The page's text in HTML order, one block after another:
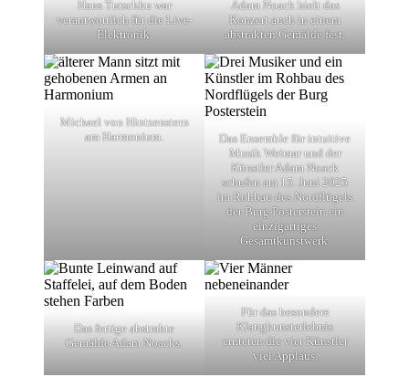
Hans Tutschku war
verantwortlich für die Live-
Elektronik.
Adam Noack hielt das
Konzert auch in einem
abstrakten Gemälde fest.
Michael von Hintzenstern
am Harmonium.
Das Ensemble für intuitive
Musik Weimar und der
Künstler Adam Noack
schufen am 15. Juni 2025
im Rohbau des Nordflügels
der Burg Posterstein ein
einzigartiges
Gesamtkunstwerk.
Das fertige abstrakte
Gemälde Adam Noacks.
Für das besondere
Klangkunsterlebnis
ernteten die vier Künstler
viel Applaus.